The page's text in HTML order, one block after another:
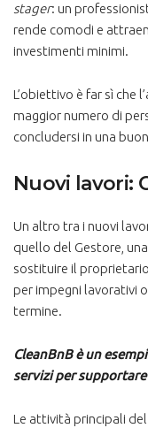
stager: un
rende comodi e
investimenti minimi.
L’obiettivo è far sì che
maggior numero di
concludersi in una
Nuovi lavori:
Un altro tra i nuovi
quello del Gestore,
sostituire il
per impegni lavorativi
termine.
CleanBnB è un
servizi per supportare
Le attività principali